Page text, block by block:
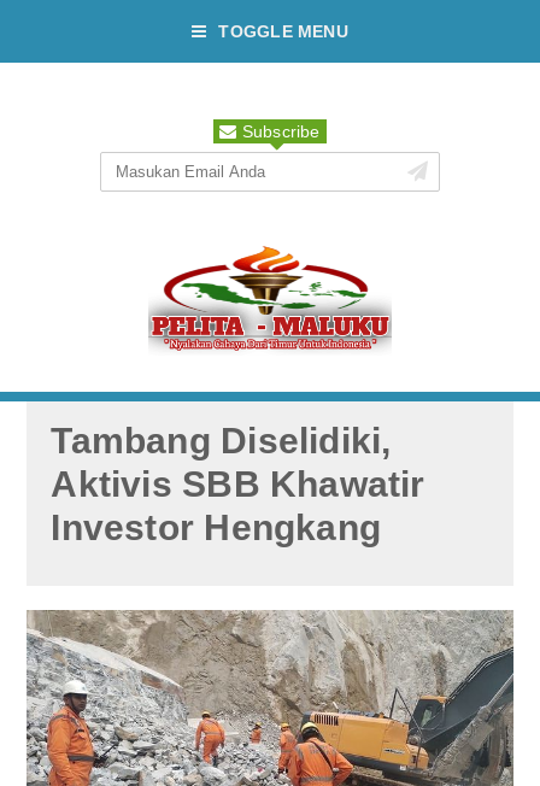
TOGGLE MENU
Subscribe
Tambang Diselidiki,
Aktivis SBB Khawatir
Investor Hengkang